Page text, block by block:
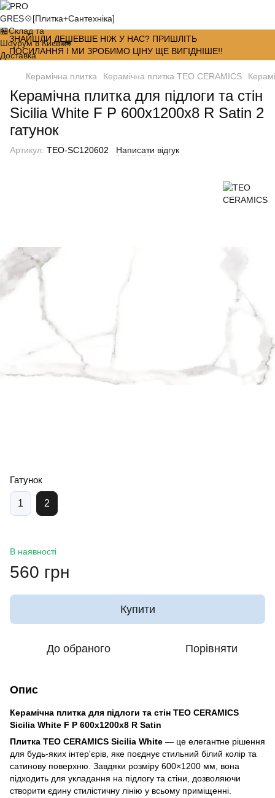
ЗНАЙШЛИ ДЕШЕВШЕ НІЖ У НАС? ПРИШЛІТЬ
ПОСИЛАННЯ І МИ ЗРОБИМО ЦІНУ ЩЕ ВИГІДНІШЕ!!
Керамічна плитка Керамічна плитка TEO CERAMICS
Керамічна плитка для підлоги та стін
Sicilia White F P 600x1200x8 R Satin 2
гатунок
Артикул: ТЕО-SC120602 Написати відгук
Гатунок
1 2
В наявності
560 грн
Купити
До обраного Порівняти
Опис
Керамічна плитка для підлоги та стін TEO CERAMICS
Sicilia White F P 600x1200x8 R Satin
Плитка TEO CERAMICS Sicilia White — це елегантне рішення
для будь-яких інтер'єрів, яке поєднує стильний білий колір та
сатинову поверхню. Завдяки розміру 600×1200 мм, вона
підходить для укладання на підлогу та стіни, дозволяючи
створити єдину стилістичну лінію у всьому приміщенні.